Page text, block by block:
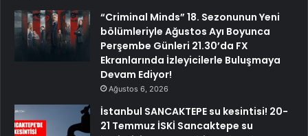
“Criminal Minds” 18. Sezonunun Yeni
bölümleriyle Ağustos Ayı Boyunca
Perşembe Günleri 21.30’da FX
Ekranlarında İzleyicilerle Buluşmaya
Devam Ediyor!
Ağustos 6, 2026
İstanbul SANCAKTEPE su kesintisi! 20-
21 Temmuz İSKİ Sancaktepe su